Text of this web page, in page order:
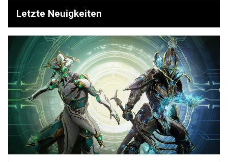
Letzte Neuigkeiten